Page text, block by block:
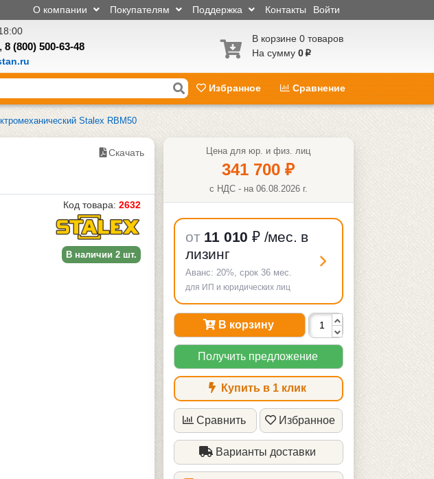
Войти
Контакты
Поддержка
Покупателям
О компании
8 (800) 500-63-48
В корзине 0 товаров
На сумму 0 p
Избранное Сравнение
Stalex RBM50
Скачать
Код товара: 2632
В наличии 2 шт.
Цена для юр. и физ. лиц
341 700₽
с НДС - на 06.08.2026 г.
от 11 010 ₽ /мес. в
лизинг
Аванс: 20%, срок 36 мес.
для ИП и юридических лиц
В корзину
Получить предложение
Купить в 1 клик
Сравнить Избранное
Варианты доставки